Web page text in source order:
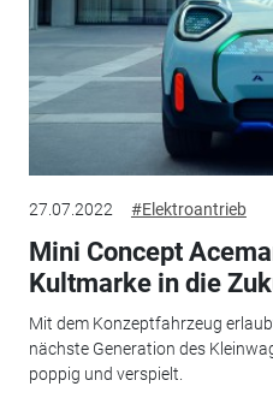
27.07.2022 #Elektroantrieb
Mini Concept
Kultmarke in die
Mit dem Konzeptfahrzeug
nächste Generation des
poppig und verspielt.